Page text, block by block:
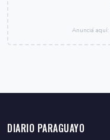
Anunciá aquí:
DIARIO PARAGUAYO